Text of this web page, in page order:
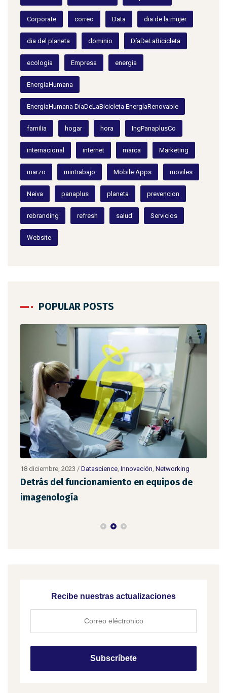
Corporate correo Data dia de la mujer
dia del planeta dominio DíaDeLaBicicleta
ecologia Empresa energia
EnergíaHumana
EnergíaHumana DíaDeLaBicicleta EnergíaRenovable
familia hogar hora IngPanaplusCo
internacional internet marca Marketing
marzo mintrabajo Mobile Apps moviles
Neiva panaplus planeta prevencion
rebranding refresh salud Servicios
Website
POPULAR POSTS
18 diciembre, 2023 / Datascience Innovación Networking
Detrás del funcionamiento en equipos de
imagenología
Recibe nuestras actualizaciones